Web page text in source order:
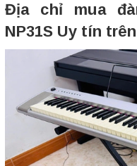
Địa chỉ mua
NP31S Uy tín